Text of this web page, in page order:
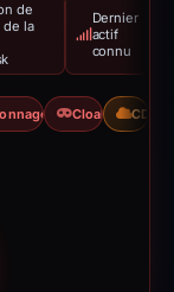
de
la
Dernier
actif
connu
d'identifiants
CloakingCDN
: 100 sur